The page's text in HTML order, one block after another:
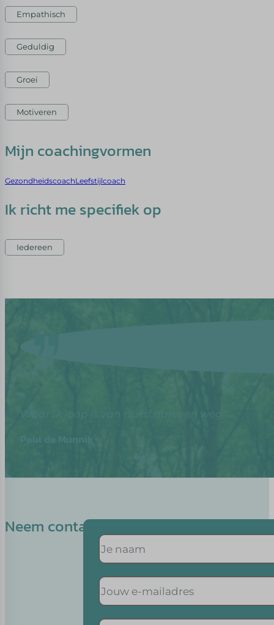
Empathisch
Geduldig
Groei
Motiveren
Mijn coachingvormen
GezondheidscoachLeefstijlcoach
Ik richt me specifiek op
Iedereen
Neem contact op met Senna